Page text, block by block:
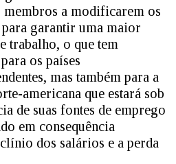
membros a modificarem os
garantir uma maior
trabalho, o que tem
os países
mas também para a
americana que estará sob
de suas fontes de emprego
em consequência
dos salários e a perda